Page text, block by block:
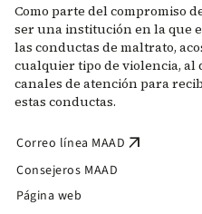
Como parte del compromiso
ser una institución en la que
las conductas de maltrato,
cualquier tipo de violencia, al
canales de atención para
estas conductas.
Correo línea MAAD arrow_outward
Consejeros MAAD
Página web